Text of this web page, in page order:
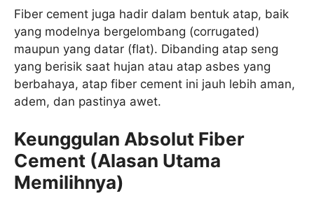
Fiber cement juga hadir dalam bentuk atap, baik
yang modelnya bergelombang (corrugated)
maupun yang datar (flat). Dibanding atap seng
yang berisik saat hujan atau atap asbes yang
berbahaya, atap fiber cement ini jauh lebih aman,
adem, dan pastinya awet.
Keunggulan Absolut Fiber
Cement (Alasan Utama
Memilihnya)